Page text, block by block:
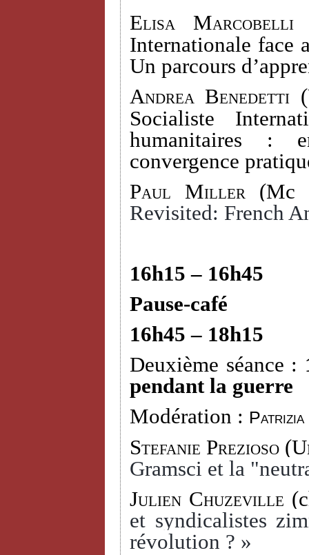
Elisa Marcobelli
Internationale face
Un parcours
Andrea Benedetti (
Socialiste
humanitaires :
convergence
Paul Miller (Mc
Revisited: French
16h15 – 16h45
Pause-café
16h45 – 18h15
Deuxième séance :
pendant la guerre
Modération :
Stefanie Prezioso
Gramsci et la
Julien Chuzeville
et syndicalistes
révolution ? »